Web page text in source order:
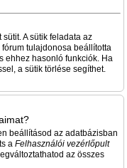
A sütik feladata az
tulajdonosa beállította
ehhez hasonló funkciók. Ha
a sütik törlése segíthet.
beállításod az adatbázisban
a Felhasználói vezérlőpult
az összes